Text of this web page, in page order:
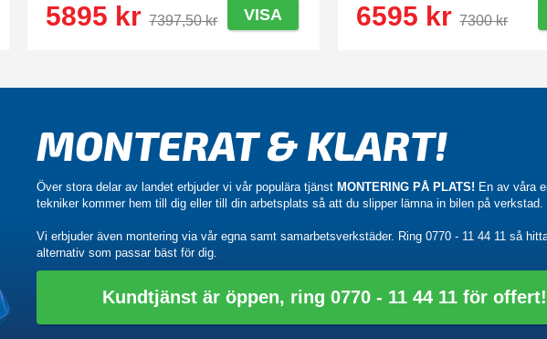
5895 kr 7397,50 kr VISA 6595 kr 7300 kr
MONTERAT & KLART!
Över stora delar av landet erbjuder vi vår populära tjänst MONTERING PÅ PLATS! En av våra
tekniker kommer hem till dig eller till din arbetsplats så att du slipper lämna in bilen på verkstad.
Vi erbjuder även montering via vår egna samt samarbetsverkstäder. Ring 0770 - 11 44 11 så
alternativ som passar bäst för dig.
Kundtjänst är öppen, ring 0770 - 11 44 11 för offert!